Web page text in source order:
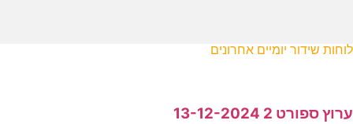
לוחות שידור יומיים אחרונים
ערוץ ספורט 2 13-12-2024